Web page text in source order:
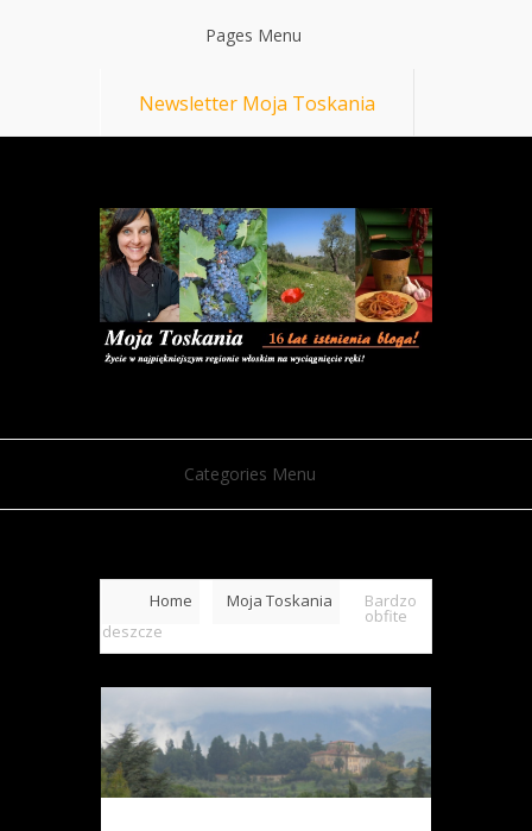
Pages Menu
Newsletter Moja Toskania
Categories Menu
Home Moja Toskania Bardzo
obfite
deszcze